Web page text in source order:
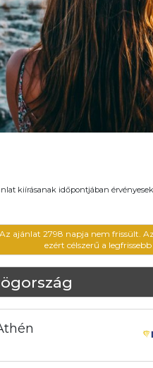
kiírásanak időpontjában
Az ajánlat 2798 napja nem frissült.
ezért célszerű a